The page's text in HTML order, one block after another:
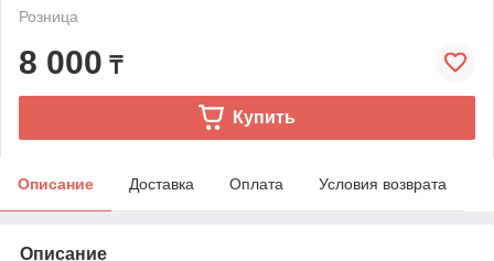
Розница
8 000 ₸
Купить
Описание Доставка Оплата Условия возврата
Описание